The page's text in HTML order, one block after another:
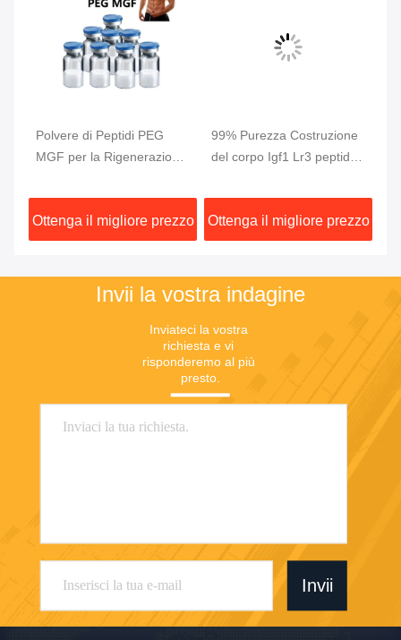
Polvere di Peptidi PEG
MGF per la Rigenerazione
2Mg/Flaconcino
Ottenga il migliore prezzo
99% Purezza Costruzione
del corpo Igf1 Lr3 peptide
Ottenga il migliore prezzo
Invii la vostra indagine
Inviateci la vostra
richiesta e vi
risponderemo al più
presto.
Invii